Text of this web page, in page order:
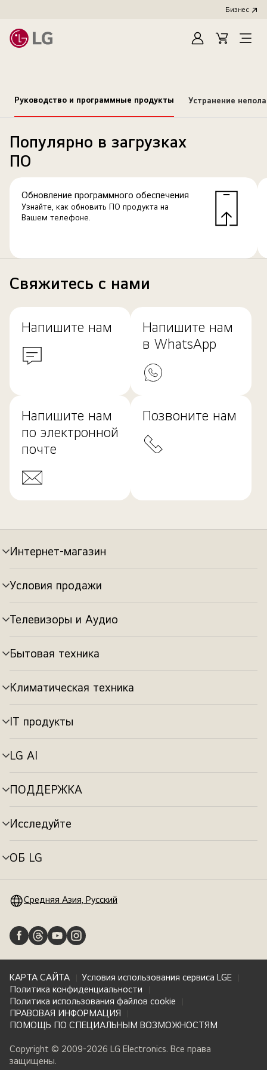
Бизнес
Cart
Open
Руководство и программные продукты Устранение
Популярно в загрузках
ПО
Обновление программного обеспечения
Узнайте, как обновить ПО продукта на
Вашем телефоне.
Свяжитесь с нами
Напишите нам
Напишите нам
в WhatsApp
Напишите нам
по электронной
почте
Позвоните нам
Интернет-магазин
Переключатель
меню
Условия продажи
Переключатель
меню
Телевизоры и Аудио
Переключатель
меню
Бытовая техника
Переключатель
меню
Климатическая техника
Переключатель
меню
IT продукты
Переключатель
меню
LG AI
Переключатель
меню
ПОДДЕРЖКА
Переключатель
меню
Исследуйте
Переключатель
меню
ОБ LG
Переключатель
Средняя Азия, Русский
КАРТА САЙТА
Условия использования сервиса LGE
Политика конфиденциальности
Политика использования файлов cookie
ПРАВОВАЯ ИНФОРМАЦИЯ
ПОМОЩЬ ПО СПЕЦИАЛЬНЫМ ВОЗМОЖНОСТЯМ
Copyright © 2009-2026 LG Electronics. Все права
защищены.